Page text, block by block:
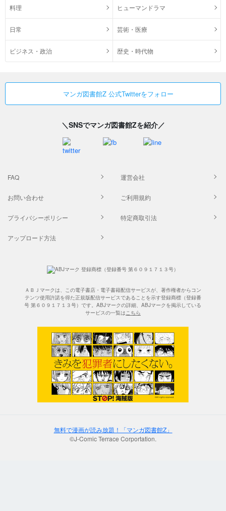
料理 ヒューマンドラマ
日常 芸術・医療
ビジネス・政治 歴史・時代物
マンガ図書館Z 公式Twitterをフォロー
＼SNSでマンガ図書館Zを紹介／
FAQ 運営会社
お問い合わせ ご利用規約
プライバシーポリシー 特定商取引法
アップロード方法
ＡＢＪマークは、この電子書店・電子書籍配信サービスが、著作権者からコン
テンツ使用許諾を得た正規版配信サービスであることを示す登録商標（登録番
号 第６０９１７１３号）です。ABJマークの詳細、ABJマークを掲示している
サービスの一覧はこちら
無料で漫画が読み放題！「マンガ図書館Z」
©J-Comic Terrace Corportation.